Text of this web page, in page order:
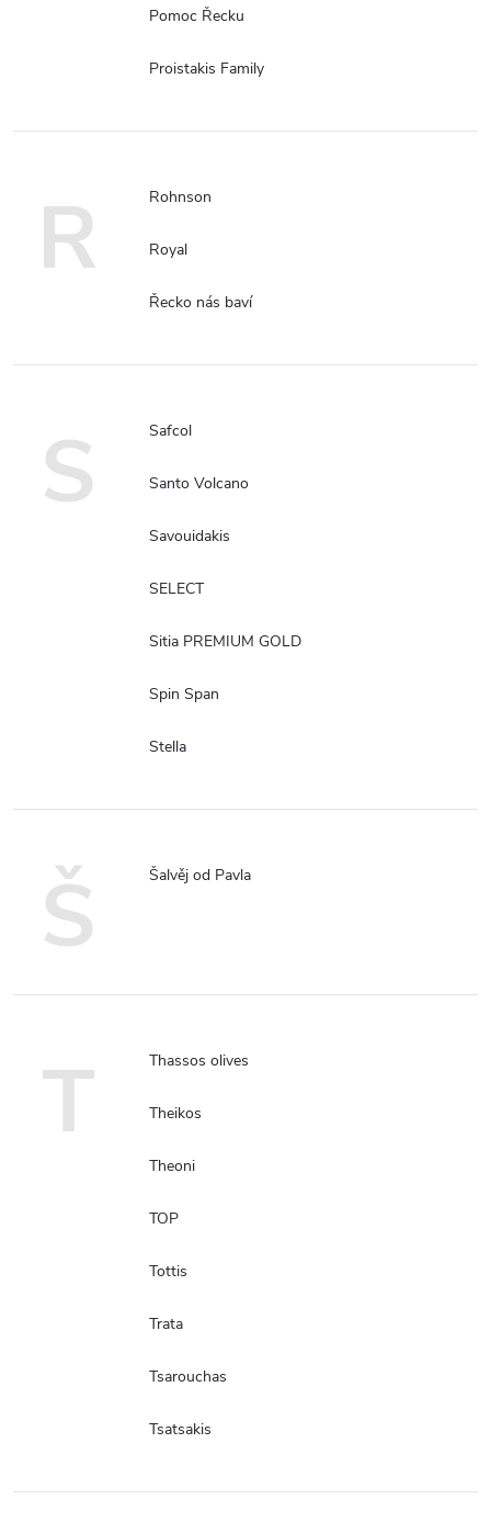
Pomoc Řecku
Proistakis Family
R Rohnson
Royal
Řecko nás baví
S Safcol
Santo Volcano
Savouidakis
SELECT
Sitia PREMIUM GOLD
Spin Span
Stella
Š Šalvěj od Pavla
T Thassos olives
Theikos
Theoni
TOP
Tottis
Trata
Tsarouchas
Tsatsakis